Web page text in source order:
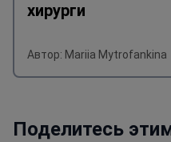
хирурги
Автор: Mariia Mytrofankina
Поделитесь